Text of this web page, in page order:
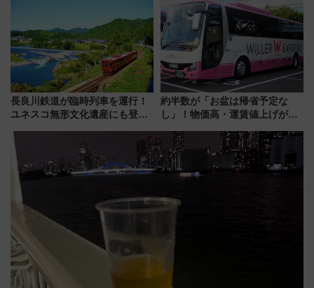
業 行き交う電車の音や振動を
感じながら「ととのう」新感覚
長良川鉄道が臨時列車を運行！
ユネスコ無形文化遺産にも登録
に 乗車には予約が必要
約半数が「お盆は帰省予定な
し」！物価高・運賃値上げが財
りたいけど……【WILLER お盆
帰省動向調査】